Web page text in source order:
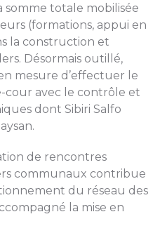
somme totale mobilisée
(formations, appui en
la construction et
Désormais outillé,
mesure d’effectuer le
cour avec le contrôle et
dont Sibiri Salfo
de rencontres
communaux contribue
du réseau des
la mise en